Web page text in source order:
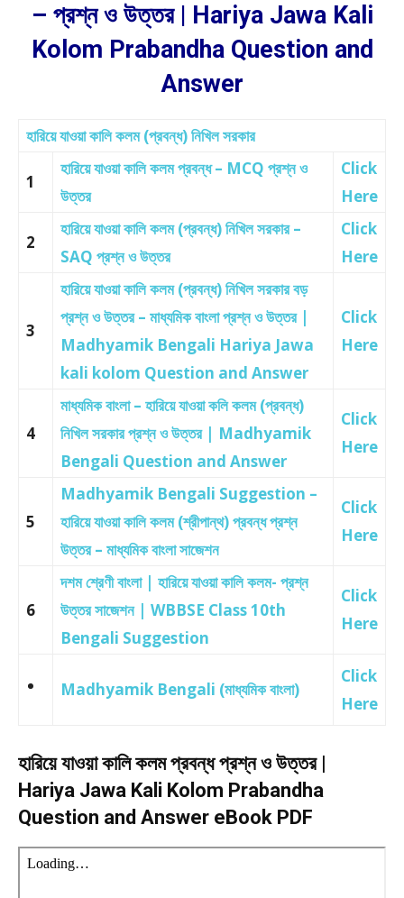
– প্রশ্ন ও উত্তর | Hariya Jawa Kali
Kolom Prabandha Question and
Answer
হারিয়ে যাওয়া কালি কলম (প্রবন্ধ) নিখিল সরকার
1
হারিয়ে যাওয়া কালি কলম প্রবন্ধ – MCQ প্রশ্ন ও
উত্তর
Click
Here
2
হারিয়ে যাওয়া কালি কলম (প্রবন্ধ) নিখিল সরকার –
SAQ প্রশ্ন ও উত্তর
Click
Here
3
হারিয়ে যাওয়া কালি কলম (প্রবন্ধ) নিখিল সরকার বড়
প্রশ্ন ও উত্তর – মাধ্যমিক বাংলা প্রশ্ন ও উত্তর |
Madhyamik Bengali Hariya Jawa
kali kolom Question and Answer
Click
Here
4
মাধ্যমিক বাংলা – হারিয়ে যাওয়া কলি কলম (প্রবন্ধ)
নিখিল সরকার প্রশ্ন ও উত্তর | Madhyamik
Bengali Question and Answer
Click
Here
5
Madhyamik Bengali Suggestion –
হারিয়ে যাওয়া কালি কলম (শ্রীপান্থ) প্রবন্ধ প্রশ্ন
উত্তর – মাধ্যমিক বাংলা সাজেশন
Click
Here
6
দশম শ্রেণী বাংলা | হারিয়ে যাওয়া কালি কলম- প্রশ্ন
উত্তর সাজেশন | WBBSE Class 10th
Bengali Suggestion
Click
Here
Madhyamik Bengali (মাধ্যমিক বাংলা)
Click
Here
হারিয়ে যাওয়া কালি কলম প্রবন্ধ প্রশ্ন ও উত্তর |
Hariya Jawa Kali Kolom Prabandha
Question and Answer eBook PDF